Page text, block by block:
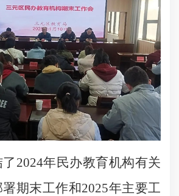
年民办教育机构有关
期末工作和2025年主要工